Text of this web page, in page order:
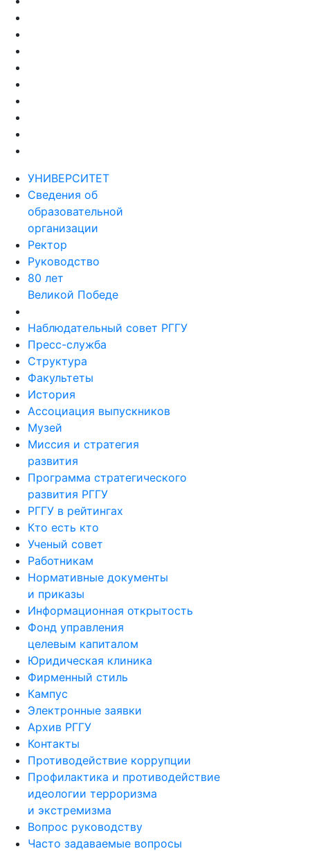
УНИВЕРСИТЕТ
Сведения об
образовательной
организации
Ректор
Руководство
80 лет
Великой Победе
Наблюдательный совет РГГУ
Пресс-служба
Структура
Факультеты
История
Ассоциация выпускников
Музей
Миссия и стратегия
развития
Программа стратегического
развития РГГУ
РГГУ в рейтингах
Кто есть кто
Ученый совет
Работникам
Нормативные документы
и приказы
Информационная открытость
Фонд управления
целевым капиталом
Юридическая клиника
Фирменный стиль
Кампус
Электронные заявки
Архив РГГУ
Контакты
Противодействие коррупции
Профилактика и противодействие
идеологии терроризма
и экстремизма
Вопрос руководству
Часто задаваемые вопросы